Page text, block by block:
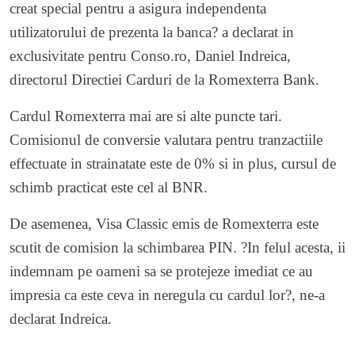
creat special pentru a asigura independenta
utilizatorului de prezenta la banca? a declarat in
exclusivitate pentru Conso.ro, Daniel Indreica,
directorul Directiei Carduri de la Romexterra Bank.
Cardul Romexterra mai are si alte puncte tari.
Comisionul de conversie valutara pentru tranzactiile
effectuate in strainatate este de 0% si in plus, cursul de
schimb practicat este cel al BNR.
De asemenea, Visa Classic emis de Romexterra este
scutit de comision la schimbarea PIN. ?In felul acesta, ii
indemnam pe oameni sa se protejeze imediat ce au
impresia ca este ceva in neregula cu cardul lor?, ne-a
declarat Indreica.